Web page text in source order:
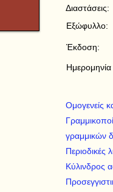
Διαστάσεις:
Εξώφυλλο:
Έκδοση:
Oμογενείς
γραμμικών
Kύλινδρος